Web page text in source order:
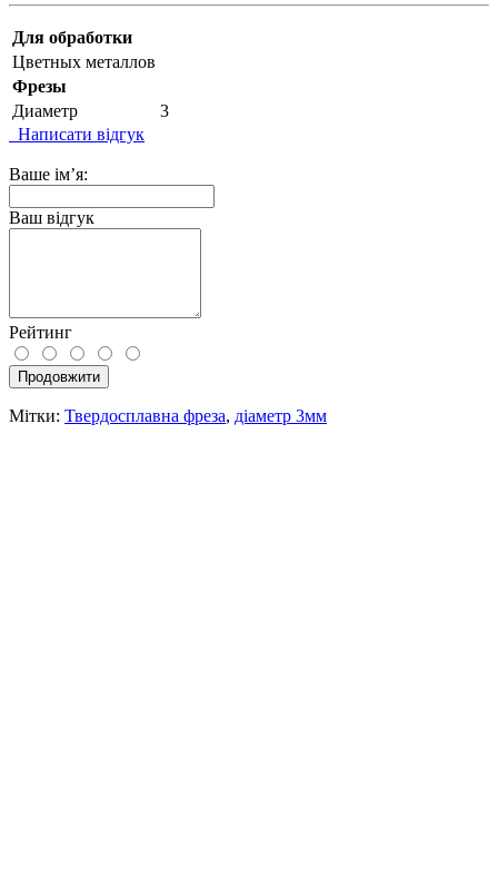
Для обработки
Цветных металлов
Фрезы
Диаметр
3
Написати відгук
Ваше ім’я:
Ваш відгук
Рейтинг
Продовжити
Мітки: Твердосплавна фреза, діаметр 3мм